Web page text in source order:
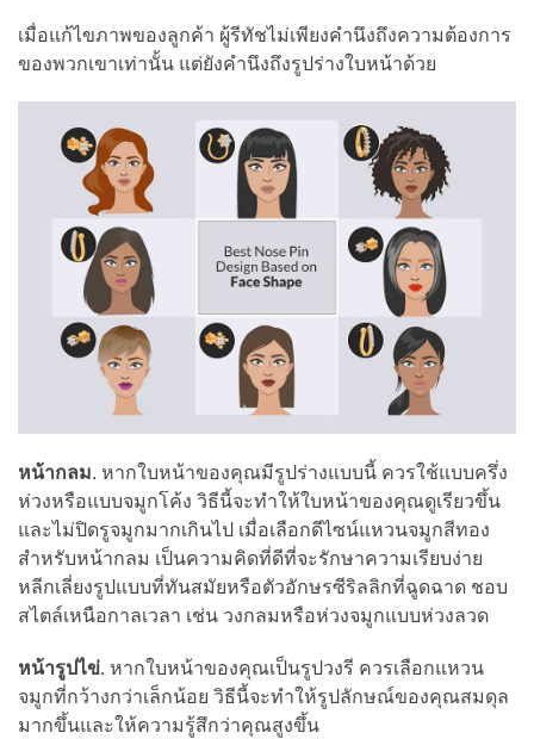
เมื่อแก้ไขภาพของลูกค้า ผู้รีทัชไม่เพียงคำนึงถึงความต้องการ
ของพวกเขาเท่านั้น แต่ยังคำนึงถึงรูปร่างใบหน้าด้วย
หน้ากลม. หากใบหน้าของคุณมีรูปร่างแบบนี้ ควรใช้แบบครึ่ง
ห่วงหรือแบบจมูกโค้ง วิธีนี้จะทำให้ใบหน้าของคุณดูเรียวขึ้น
และไม่ปิดรูจมูกมากเกินไป เมื่อเลือกดีไซน์แหวนจมูกสีทอง
สำหรับหน้ากลม เป็นความคิดที่ดีที่จะรักษาความเรียบง่าย
หลีกเลี่ยงรูปแบบที่ทันสมัยหรือตัวอักษรซีริลลิกที่ฉูดฉาด ชอบ
สไตล์เหนือกาลเวลา เช่น วงกลมหรือห่วงจมูกแบบห่วงลวด
หน้ารูปไข่. หากใบหน้าของคุณเป็นรูปวงรี ควรเลือกแหวน
จมูกที่กว้างกว่าเล็กน้อย วิธีนี้จะทำให้รูปลักษณ์ของคุณสมดุล
มากขึ้นและให้ความรู้สึกว่าคุณสูงขึ้น